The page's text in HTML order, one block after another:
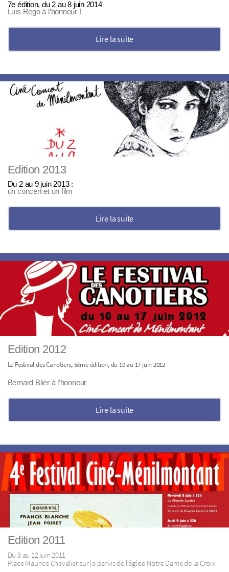
7e édition, du 2 au 8 juin 2014
Luis Rego à l’honneur !
Lire la suite
Edition 2013
Du 2 au 9 juin 2013 :
un concert et un film
Lire la suite
Edition 2012
Le Festival des Canotiers, 5ème édition, du 10 au 17 juin 2012
Bernard Blier à l’honneur
Lire la suite
Edition 2011
Du 8 au 12 juin 2011
Place Maurice Chevalier sur le parvis de l’église Notre Dame de la Croix